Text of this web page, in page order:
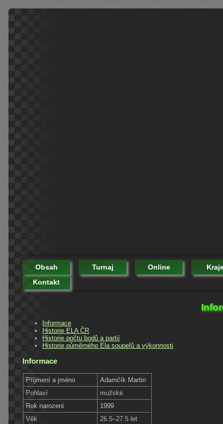
Obsah Turnaj Online
Kontakt
Informace
Historie ELA ČR
Historie počtu bodů a partií
Historie půměrného Ela soupeřů a výkonnosti
Informace
Příjmení a jméno
Adamčík Martin
Pohlaví
mužské
Rok narození
1999
Věk
26.5–27.5 let